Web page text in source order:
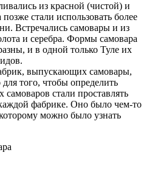
из красной (чистой) и
стали использовать более
Встречались самовары и из
и серебра. Формы самовара
и в одной только Туле их
выпускающих самовары,
того, чтобы определить
стали проставлять
фабрике. Оно было чем-то
можно было узнать